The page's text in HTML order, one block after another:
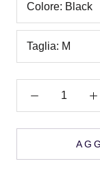
Colore: Black
Taglia: M